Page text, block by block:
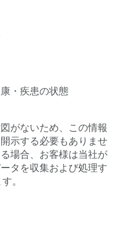
・疾患の状態
がないため、この情報
示する必要もありませ
場合、お客様は当社が
タを収集および処理す
。